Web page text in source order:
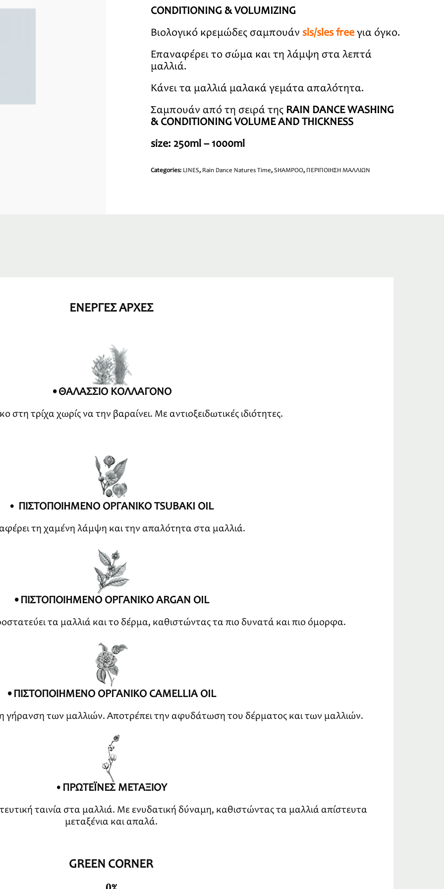
CONDITIONING & VOLUMIZING
Βιολογικό κρεμώδες σαμπουάν sls/sles freeγια όγκο.
Επαναφέρει το σώμα και τη λάμψη στα λεπτά
μαλλιά.
Κάνει τα μαλλιά μαλακά γεμάτα απαλότητα.
Σαμπουάν από τη σειρά της RAIN DANCE WASHING
& CONDITIONING VOLUME AND THICKNESS
size: 250ml – 1000ml
Categories: LINES, Rain Dance Natures Time, SHAMPOO, ΠΕΡΙΠΟΙΗΣΗ ΜΑΛΛΙΩΝ
ΕΝΕΡΓΕΣ ΑΡΧΕΣ
•ΘΑΛΑΣΣΙΟ ΚΟΛΛΑΓΟΝΟ
στη τρίχα χωρίς να την βαραίνει. Με αντιοξειδωτικές ιδιότητες.
• ΠΙΣΤΟΠΟΙΗΜΕΝΟ ΟΡΓΑΝΙΚΟ TSUBAKI OIL
τη χαμένη λάμψη και την απαλότητα στα μαλλιά.
•ΠΙΣΤΟΠΟΙΗΜΕΝΟ ΟΡΓΑΝΙΚΟ ARGAN OIL
τα μαλλιά και το δέρμα, καθιστώντας τα πιο δυνατά και πιο όμορφα.
•ΠΙΣΤΟΠΟΙΗΜΕΝΟ ΟΡΓΑΝΙΚΟ CAMELLIA OIL
γήρανση των μαλλιών. Αποτρέπει την αφυδάτωση του δέρματος και των μαλλιών.
• ΠΡΩΤΕΪΝΕΣ ΜΕΤΑΞΙΟΥ
ταινία στα μαλλιά. Με ενυδατική δύναμη, καθιστώντας τα μαλλιά απίστευτα
μεταξένια και απαλά.
GREEN CORNER